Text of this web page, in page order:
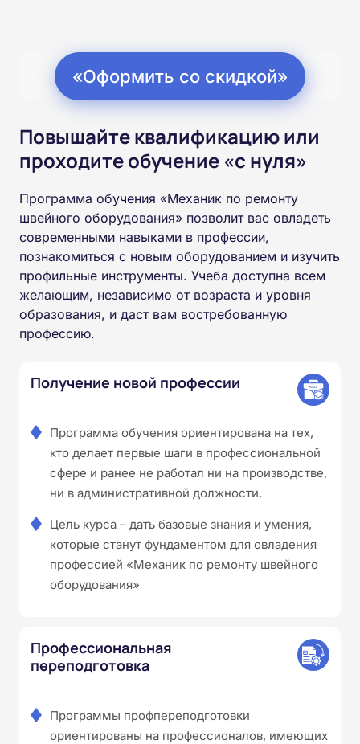
«Оформить со скидкой»
Повышайте квалификацию или
проходите обучение «с нуля»
Программа обучения «Механик по ремонту
швейного оборудования» позволит вас овладеть
современными навыками в профессии,
познакомиться с новым оборудованием и изучить
профильные инструменты. Учеба доступна всем
желающим, независимо от возраста и уровня
образования, и даст вам востребованную
профессию.
Получение новой профессии
Программа обучения ориентирована на тех,
кто делает первые шаги в профессиональной
сфере и ранее не работал ни на производстве,
ни в административной должности.
Цель курса – дать базовые знания и умения,
которые станут фундаментом для овладения
профессией «Механик по ремонту швейного
оборудования»
Профессиональная
переподготовка
Программы профпереподготовки
ориентированы на профессионалов, имеющих